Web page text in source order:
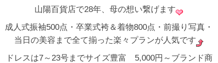
山陽百貨店で28年、母の想い繋げます
成人式振袖500点・卒業式袴＆着物800点・前撮り写真・
当日の美容まで全て揃った楽々プランが人気です
ドレスは7～23号までサイズ豊富 5,000円～ブランド商